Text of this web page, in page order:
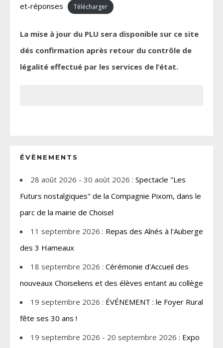
et-réponses
Télécharger
La mise à jour du PLU sera disponible sur ce site
dés confirmation après retour du contrôle de
légalité effectué par les services de l’état.
ÉVÈNEMENTS
28 août 2026 - 30 août 2026 : Spectacle "Les
Futurs nostalgiques" de la Compagnie Pixom, dans le
parc de la mairie de Choisel
11 septembre 2026 : Repas des Aînés à l'Auberge
des 3 Hameaux
18 septembre 2026 : Cérémonie d'Accueil des
nouveaux Choiseliens et des élèves entant au collège
19 septembre 2026 : ÉVÉNEMENT : le Foyer Rural
fête ses 30 ans !
19 septembre 2026 - 20 septembre 2026 : Expo